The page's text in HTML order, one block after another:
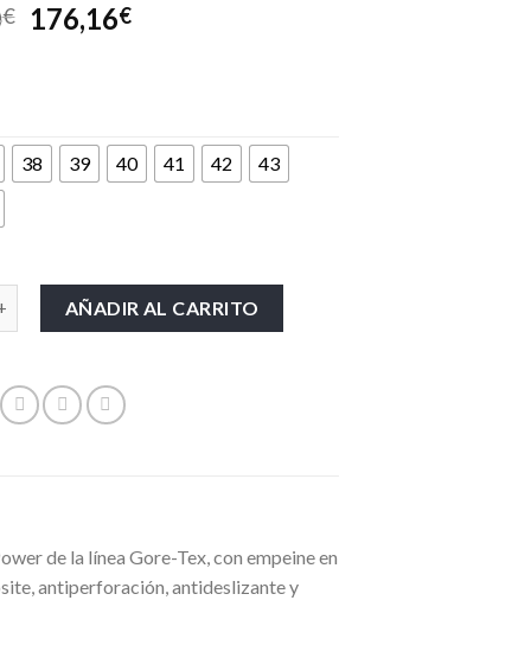
€ 176,16€
38 39 40 41 42
43
UPOWER-DROP-GTX cantidad
AÑADIR AL CARRITO
de la línea Gore-Tex, con empeine en
antiperforación, antideslizante y